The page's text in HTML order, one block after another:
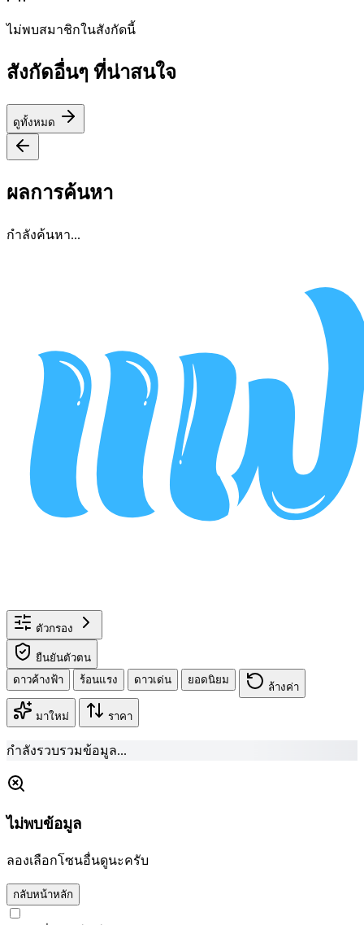
ไม่พบสมาชิกในสังกัดนี้
สังกัดอื่นๆ ที่น่าสนใจ
ดูทั้งหมด
ผลการค้นหา
กำลังค้นหา...
ตัวกรอง
ยืนยันตัวตน
ดาวค้างฟ้า
ร้อนแรง ดาวเด่น ยอดนิยม
ล้างค่า
มาใหม่ ราคา
กำลังรวบรวมข้อมูล...
ไม่พบข้อมูล
ลองเลือกโซนอื่นดูนะครับ
กลับหน้าหลัก